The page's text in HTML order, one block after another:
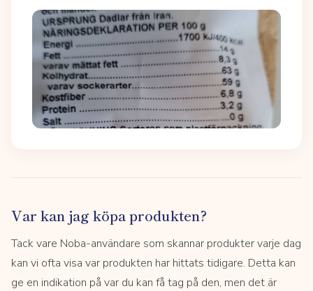
Var kan jag köpa produkten?
Tack vare Noba-användare som skannar produkter varje dag
kan vi ofta visa var produkten har hittats tidigare. Detta kan
ge en indikation på var du kan få tag på den, men det är